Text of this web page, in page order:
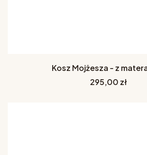
Kosz Mojżesza - z
Cena
295,00 zł